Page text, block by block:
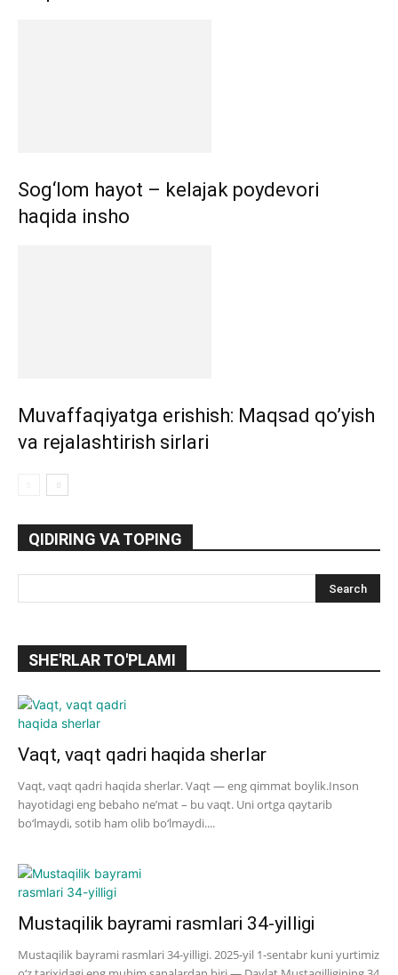
Sog‘lom hayot – kelajak poydevori
haqida insho
Muvaffaqiyatga erishish: Maqsad qo’yish
va rejalashtirish sirlari
QIDIRING VA TOPING
SHE'RLAR TO'PLAMI
Vaqt, vaqt qadri haqida sherlar
Vaqt, vaqt qadri haqida sherlar. Vaqt — eng qimmat boylik.Inson
hayotidagi eng bebaho ne’mat – bu vaqt. Uni ortga qaytarib
bo‘lmaydi, sotib ham olib bo‘lmaydi....
Mustaqilik bayrami rasmlari 34-yilligi
Mustaqilik bayrami rasmlari 34-yilligi. 2025-yil 1-sentabr kuni yurtimiz